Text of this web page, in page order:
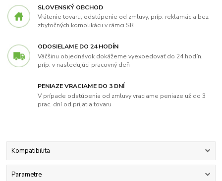
SLOVENSKÝ OBCHOD
Vrátenie tovaru, odstúpenie od zmluvy, príp. reklamácia bez
zbytočných komplikácii v rámci SR
ODOSIELAME DO 24 HODÍN
Väčšinu objednávok dokážeme vyexpedovať do 24 hodín,
príp. v nasledujúci pracovný deň
PENIAZE VRACIAME DO 3 DNÍ
V prípade odstúpenia od zmluvy vraciame peniaze už do 3
prac. dní od prijatia tovaru
Kompatibilita
Parametre